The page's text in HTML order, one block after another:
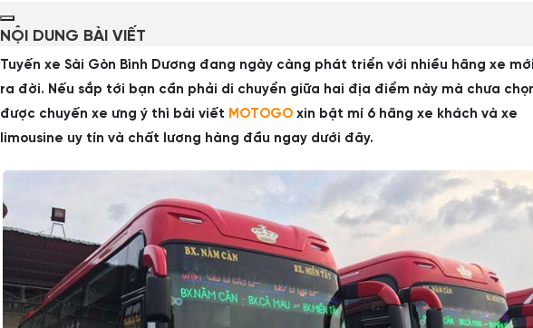
NỘI DUNG BÀI VIẾT
Tuyến xe Sài Gòn Bình Dương đang ngày càng phát triển với nhiều hãng xe
ra đời. Nếu sắp tới bạn cần phải di chuyển giữa hai địa điểm này mà chưa
được chuyến xe ưng ý thì bài viết MOTOGO xin bật mí 6 hãng xe khách và xe
limousine uy tín và chất lương hàng đầu ngay dưới đây.